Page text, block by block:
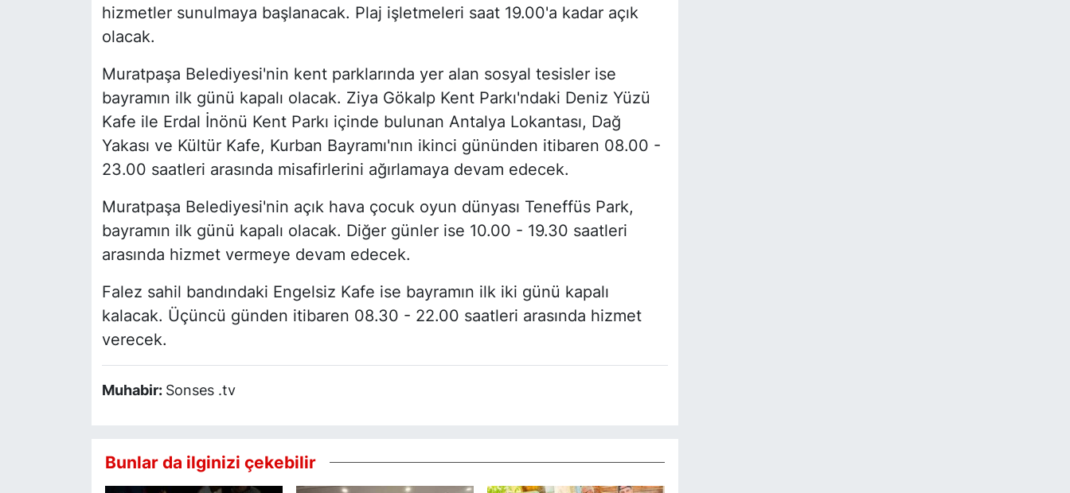
hizmetler sunulmaya başlanacak. Plaj işletmeleri saat 19.00'a kadar açık
olacak.
Muratpaşa Belediyesi'nin kent parklarında yer alan sosyal tesisler ise
bayramın ilk günü kapalı olacak. Ziya Gökalp Kent Parkı'ndaki Deniz Yüzü
Kafe ile Erdal İnönü Kent Parkı içinde bulunan Antalya Lokantası, Dağ
Yakası ve Kültür Kafe, Kurban Bayramı'nın ikinci gününden itibaren 08.00 -
23.00 saatleri arasında misafirlerini ağırlamaya devam edecek.
Muratpaşa Belediyesi'nin açık hava çocuk oyun dünyası Teneffüs Park,
bayramın ilk günü kapalı olacak. Diğer günler ise 10.00 - 19.30 saatleri
arasında hizmet vermeye devam edecek.
Falez sahil bandındaki Engelsiz Kafe ise bayramın ilk iki günü kapalı
kalacak. Üçüncü günden itibaren 08.30 - 22.00 saatleri arasında hizmet
verecek.
Muhabir: Sonses .tv
Bunlar da ilginizi çekebilir